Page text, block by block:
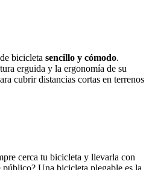
bicicleta sencillo y cómodo.
erguida y la ergonomía de su
cubrir distancias cortas en terrenos
cerca tu bicicleta y llevarla con